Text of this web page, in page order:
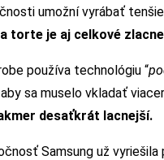
umožní vyrábať
torte je aj celkové
používa technológiu “
sa muselo vkladať
desaťkrát lacnejší.
Samsung už